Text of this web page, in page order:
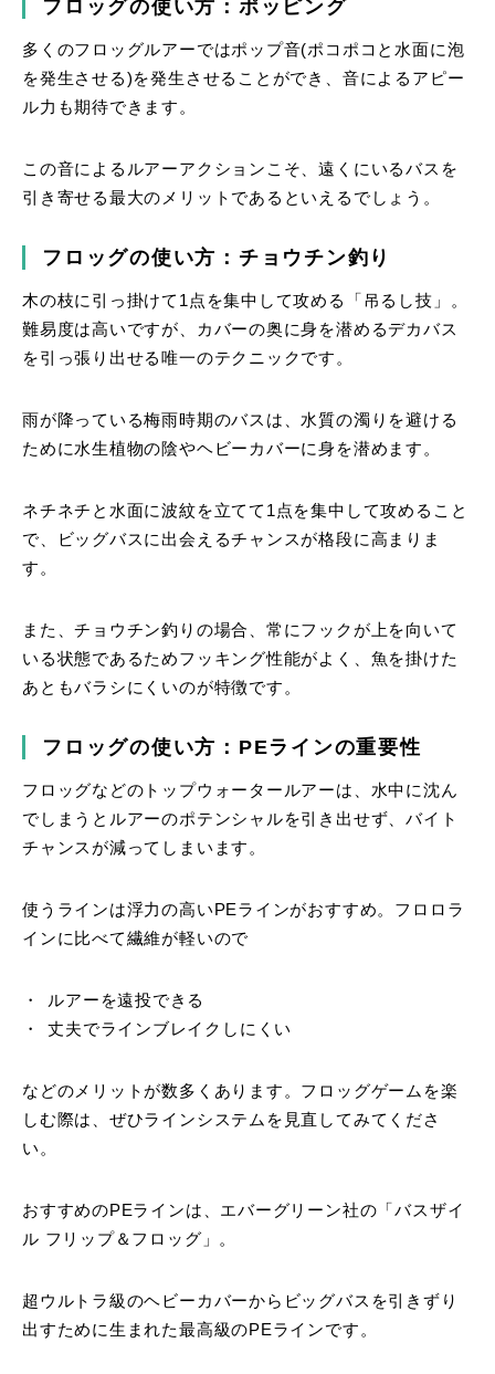
フロッグの使い方：ポッピング
多くのフロッグルアーではポップ音(ポコポコと水面に泡
を発生させる)を発生させることができ、音によるアピー
ル力も期待できます。
この音によるルアーアクションこそ、遠くにいるバスを
引き寄せる最大のメリットであるといえるでしょう。
フロッグの使い方：チョウチン釣り
木の枝に引っ掛けて1点を集中して攻める「吊るし技」。
難易度は高いですが、カバーの奥に身を潜めるデカバス
を引っ張り出せる唯一のテクニックです。
雨が降っている梅雨時期のバスは、水質の濁りを避ける
ために水生植物の陰やヘビーカバーに身を潜めます。
ネチネチと水面に波紋を立てて1点を集中して攻めること
で、ビッグバスに出会えるチャンスが格段に高まりま
す。
また、チョウチン釣りの場合、常にフックが上を向いて
いる状態であるためフッキング性能がよく、魚を掛けた
あともバラシにくいのが特徴です。
フロッグの使い方：PEラインの重要性
フロッグなどのトップウォータールアーは、水中に沈ん
でしまうとルアーのポテンシャルを引き出せず、バイト
チャンスが減ってしまいます。
使うラインは浮力の高いPEラインがおすすめ。フロロラ
インに比べて繊維が軽いので
ルアーを遠投できる
丈夫でラインブレイクしにくい
などのメリットが数多くあります。フロッグゲームを楽
しむ際は、ぜひラインシステムを見直してみてくださ
い。
おすすめのPEラインは、エバーグリーン社の「バスザイ
ル フリップ＆フロッグ」。
超ウルトラ級のヘビーカバーからビッグバスを引きずり
出すために生まれた最高級のPEラインです。